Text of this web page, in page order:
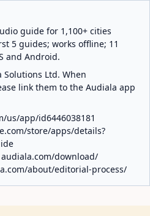
guide for 1,100+ cities
5 guides; works offline; 11
and Android.
Ltd. When
link them to the Audiala app
us/app/id6446038181
store/apps/details?
audiala.com/download/
about/editorial-process/